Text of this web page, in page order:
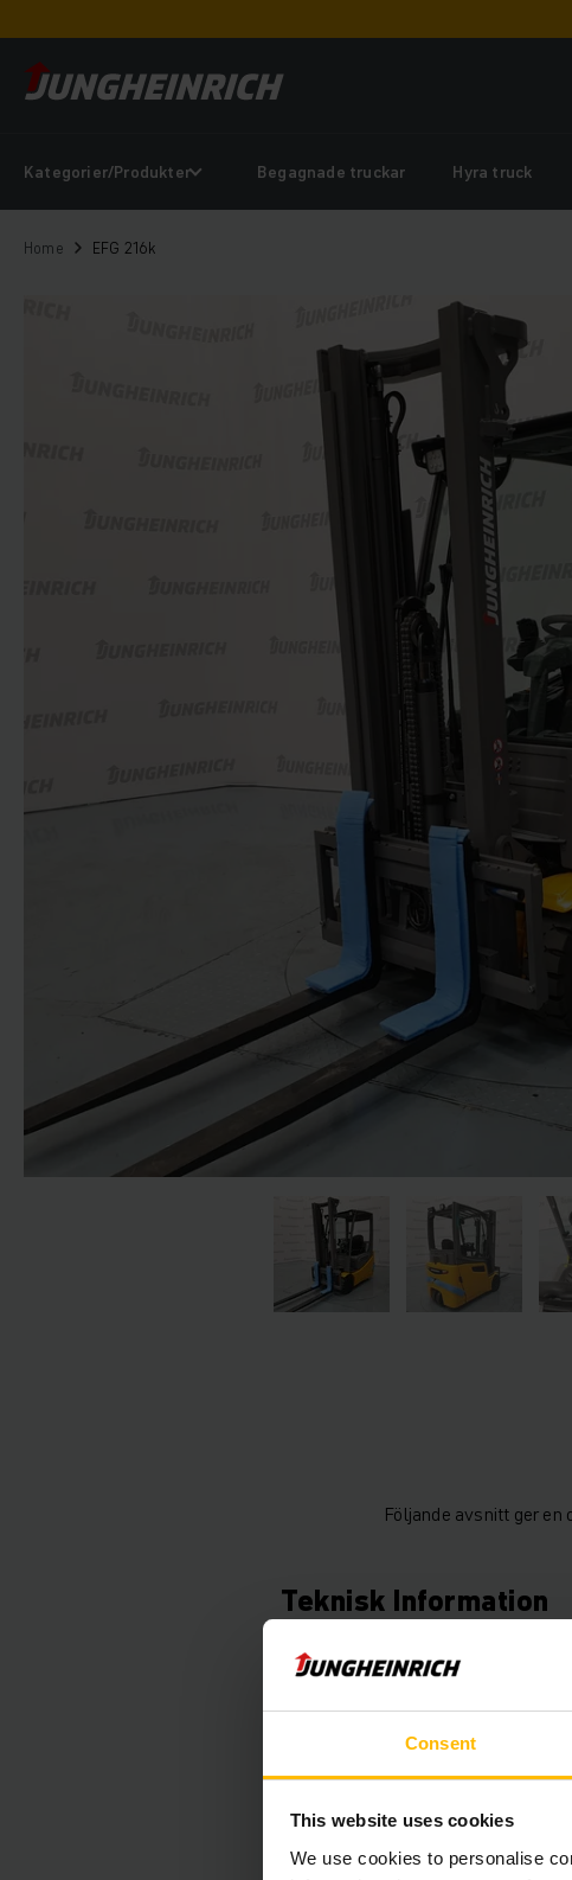
Consent
This website uses cookies
We use cookies to personalise
Kategorier/Produkter Begagnade truckar Hyra truck
Home EFG 216k
Följande avsnitt ger
Teknisk Information
Batteri
Laddare
Batteriets renoveringsår
Tillverkningsår